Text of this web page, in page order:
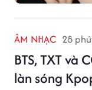
ÂM NHẠC 28
BTS, TXT và
làn sóng